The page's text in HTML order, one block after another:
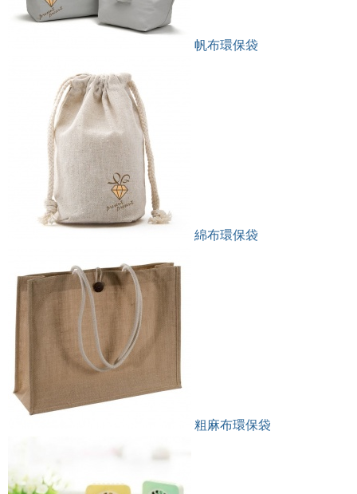
帆布環保袋
綿布環保袋
粗麻布環保袋